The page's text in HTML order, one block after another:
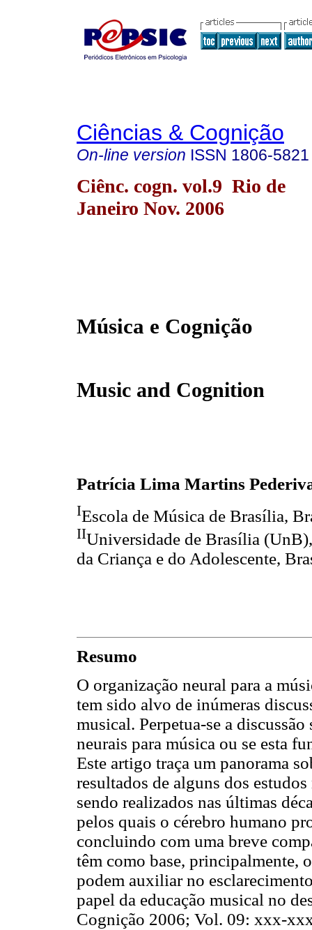
Ciências & Cognição
On-line version ISSN 1806-5821
Ciênc. cogn. vol.9 Rio de
Janeiro Nov. 2006
Música e Cognição
Music and Cognition
Patrícia Lima Martins
IEscola de Música de Brasília,
IIUniversidade de Brasília
da Criança e do Adolescente,
Resumo
O organização neural para a
tem sido alvo de inúmeras
musical. Perpetua-se a
neurais para música ou se esta
Este artigo traça um panorama
resultados de alguns dos
sendo realizados nas últimas
pelos quais o cérebro humano
concluindo com uma breve
têm como base, principalmente,
podem auxiliar no
papel da educação musical no
Cognição 2006; Vol. 09: xxx-